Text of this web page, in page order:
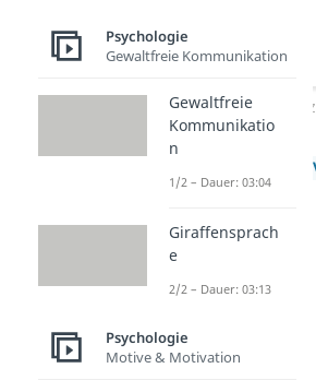
Psychologie
Gewaltfreie Kommunikation
Gewaltfreie
Kommunikatio
n
1/2 – Dauer: 03:04
Giraffensprach
e
2/2 – Dauer: 03:13
Psychologie
Motive & Motivation